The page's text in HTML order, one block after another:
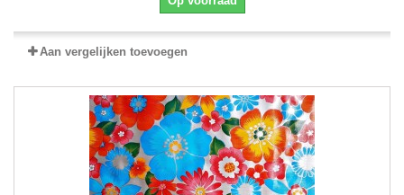
Aan vergelijken toevoegen